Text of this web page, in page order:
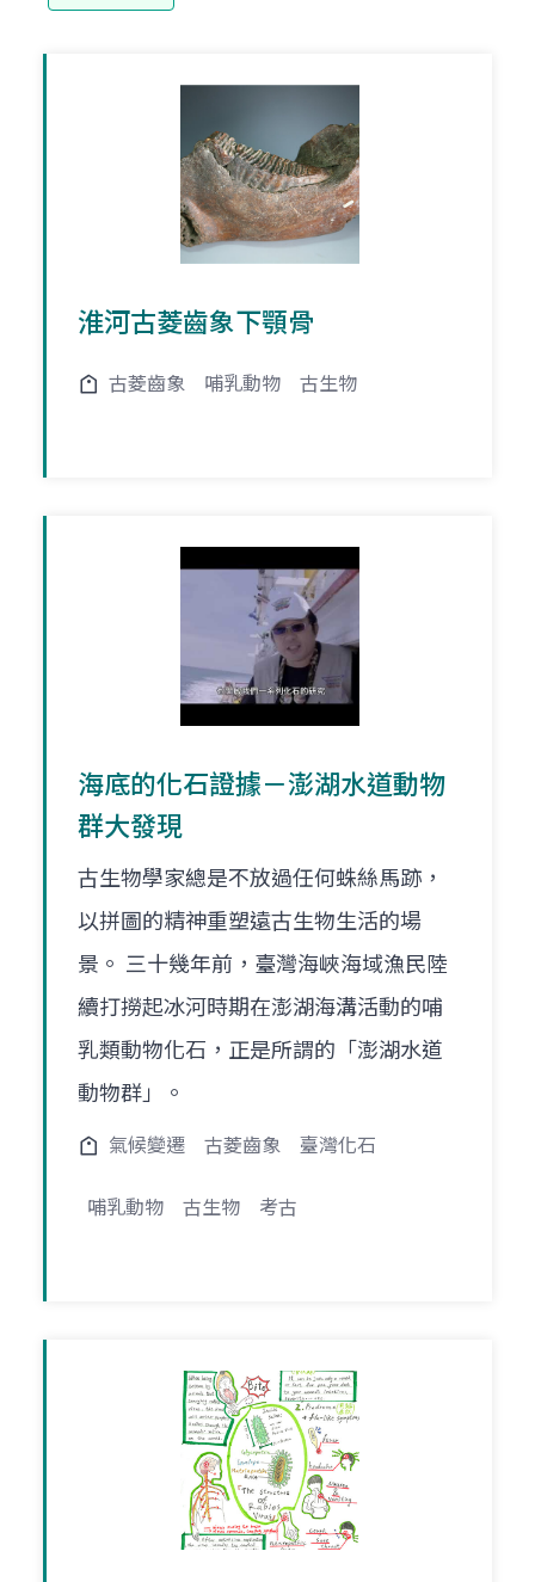
淮河古菱齒象下顎骨
古菱齒象 哺乳動物 古生物
海底的化石證據－澎湖水道動物
群大發現
古生物學家總是不放過任何蛛絲馬跡，
以拼圖的精神重塑遠古生物生活的場
景。 三十幾年前，臺灣海峽海域漁民陸
續打撈起冰河時期在澎湖海溝活動的哺
乳類動物化石，正是所謂的「澎湖水道
動物群」。
氣候變遷 古菱齒象 臺灣化石
哺乳動物 古生物 考古